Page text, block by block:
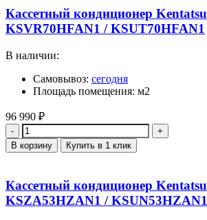
Кассетный кондиционер Kentatsu
KSVR70HFAN1 / KSUT70HFAN1
В наличии:
Самовывоз: сегодня
Площадь помещения: м2
96 990 ₽
Количество
В корзину Купить в 1 клик
Кассетный кондиционер Kentatsu
KSZA53HZAN1 / KSUN53HZAN1